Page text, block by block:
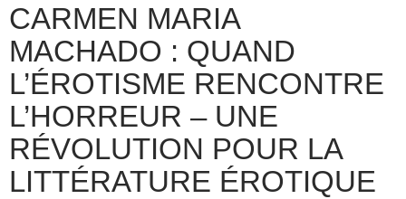
CARMEN MARIA
MACHADO : QUAND
L’ÉROTISME RENCONTRE
L’HORREUR – UNE
RÉVOLUTION POUR LA
LITTÉRATURE ÉROTIQUE